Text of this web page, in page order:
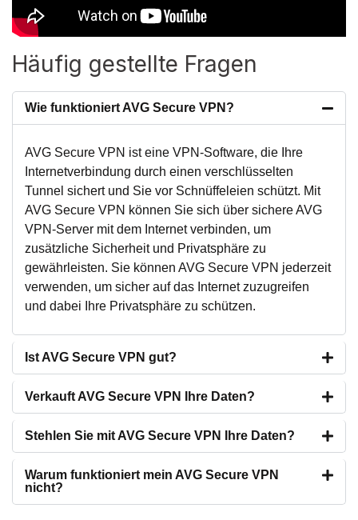
Häufig gestellte Fragen
Wie funktioniert AVG Secure VPN?
AVG Secure VPN ist eine VPN-Software, die Ihre
Internetverbindung durch einen verschlüsselten
Tunnel sichert und Sie vor Schnüffeleien schützt. Mit
AVG Secure VPN können Sie sich über sichere AVG
VPN-Server mit dem Internet verbinden, um
zusätzliche Sicherheit und Privatsphäre zu
gewährleisten. Sie können AVG Secure VPN jederzeit
verwenden, um sicher auf das Internet zuzugreifen
und dabei Ihre Privatsphäre zu schützen.
Ist AVG Secure VPN gut?
Verkauft AVG Secure VPN Ihre Daten?
Stehlen Sie mit AVG Secure VPN Ihre Daten?
Warum funktioniert mein AVG Secure VPN
nicht?